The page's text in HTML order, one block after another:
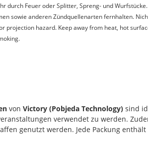
durch Feuer oder Splitter, Spreng- und
sowie anderen Zündquellenarten fernhalten.
projection hazard. Keep away from heat, hot
von Victory (Pobjeda Technology) sind
verwendet zu werden.
genutzt werden. Jede Packung